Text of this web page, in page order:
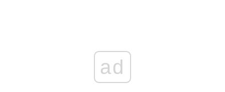
ad